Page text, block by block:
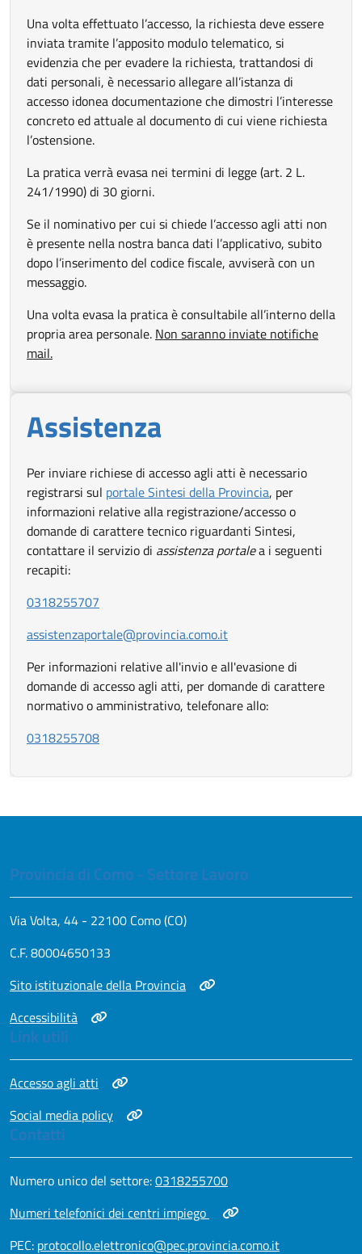
Una volta effettuato l’accesso, la richiesta deve essere
inviata tramite l’apposito modulo telematico, si
evidenzia che per evadere la richiesta, trattandosi di
dati personali, è necessario allegare all’istanza di
accesso idonea documentazione che dimostri l’interesse
concreto ed attuale al documento di cui viene richiesta
l’ostensione.
La pratica verrà evasa nei termini di legge (art. 2 L.
241/1990) di 30 giorni.
Se il nominativo per cui si chiede l’accesso agli atti non
è presente nella nostra banca dati l’applicativo, subito
dopo l’inserimento del codice fiscale, avviserà con un
messaggio.
Una volta evasa la pratica è consultabile all’interno della
propria area personale. Non saranno inviate notifiche
mail.
Assistenza
Per inviare richiese di accesso agli atti è necessario
registrarsi sul Apri in nuova scheda
portale Sintesi della Provincia, per
informazioni relative alla registrazione/accesso o
domande di carattere tecnico riguardanti Sintesi,
contattare il servizio di assistenza portalea i seguenti
recapiti:
Apri in nuova scheda
0318255707
Apri in nuova scheda
assistenzaportale@provincia.como.it
Per informazioni relative all'invio e all'evasione di
domande di accesso agli atti, per domande di carattere
normativo o amministrativo, telefonare allo:
Apri in nuova scheda
0318255708
Provincia di Como - Settore Lavoro
Via Volta, 44 - 22100 Como (CO)
C.F. 80004650133
Apri in nuova scheda
Sito istituzionale della Provincia
Apri in nuova scheda
Accessibilità
Link utili
Apri in nuova scheda
Accesso agli atti
Apri in nuova scheda
Social media policy
Contatti
Numero unico del settore:Apri in nuova scheda
0318255700
Apri in nuova scheda
Numeri telefonici dei centri impiego
PEC: Apri in nuova scheda
protocollo.elettronico@pec.provincia.como.it